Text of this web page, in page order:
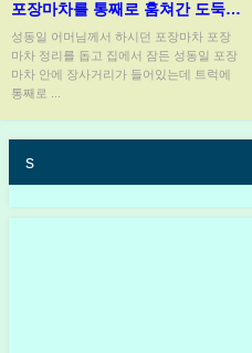
포장마차를 통째로 훔쳐간 도둑(!)
아는 형님(Knowing bros) 102회
성동일 어머님께서 하시던 포장마차 포장
마차 정리를 돕고 집에서 잠든 성동일 포장
마차 안에 장사거리가 들어있는데 트럭에
통째로 ...
s